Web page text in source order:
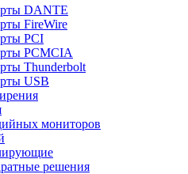
DANTE
FireWire
PCI
PCMCIA
Thunderbolt
USB
мониторов
решения